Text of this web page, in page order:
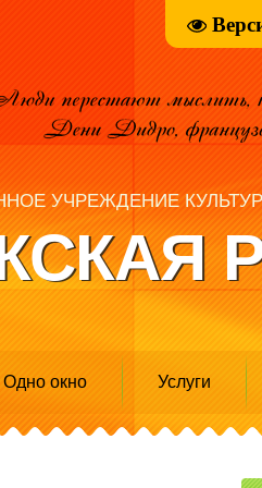
УЧРЕЖДЕНИЕ
Одно окно Услуги